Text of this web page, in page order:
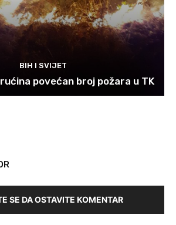
BIH I SVIJET
povećan broj požara u TK
SE DA OSTAVITE KOMENTAR